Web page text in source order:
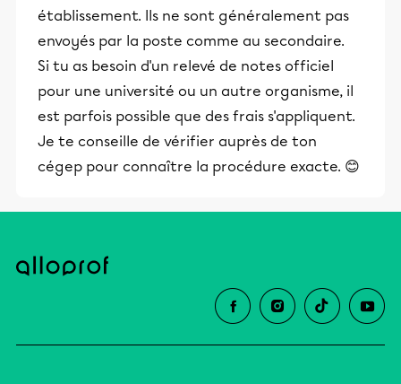
établissement. Ils ne sont généralement pas
envoyés par la poste comme au secondaire.
Si tu as besoin d'un relevé de notes officiel
pour une université ou un autre organisme, il
est parfois possible que des frais s'appliquent.
Je te conseille de vérifier auprès de ton
cégep pour connaître la procédure exacte. 😊